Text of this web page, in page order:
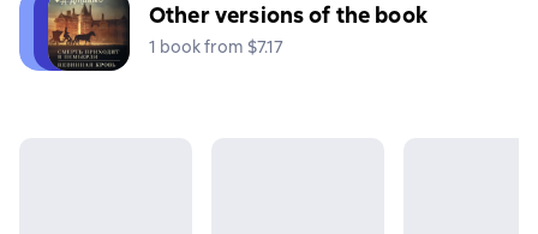
Other versions of the book
1 book from $7.17